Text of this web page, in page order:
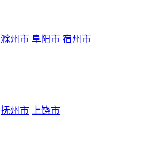
滁州市 阜阳市 宿州市
抚州市 上饶市